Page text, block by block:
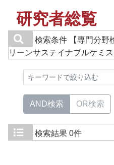
研究者総覧
検索条件
【専門分
リーンサステイナブルケミ
AND検索 OR検索
検索結果 0件